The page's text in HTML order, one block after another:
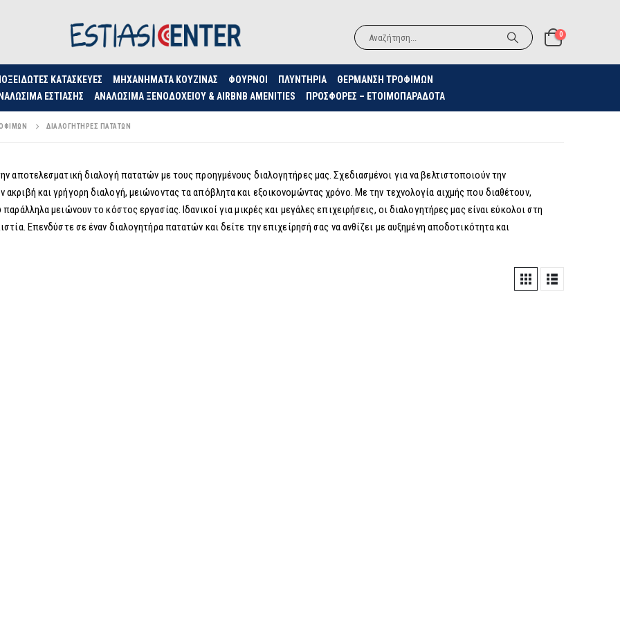
0
ΚΑΤΑΣΚΕΥΈΣ ΜΗΧΑΝΉΜΑΤΑ ΚΟΥΖΊΝΑΣ ΦΟΥΡΝΟΙ ΠΛΥΝΤΗΡΙΑ
ΘΈΡΜΑΝΣΗ ΤΡΟΦΊΜΩΝ
ΕΣΤΊΑΣΗΣ ΑΝΑΛΏΣΙΜΑ ΞΕΝΟΔΟΧΕΊΟΥ & AIRBNB AMENITIES ΠΡΟΣΦΟΡΈΣ – ΕΤΟΙΜΟΠΑΡΆΔΟΤΑ
ΔΙΑΛΟΓΗΤΉΡΕΣ ΠΑΤΑΤΏΝ
αποτελεσματική διαλογή πατατών με τους προηγμένους διαλογητήρες μας. Σχεδιασμένοι για να βελτιστοποιούν την
και γρήγορη διαλογή, μειώνοντας τα απόβλητα και εξοικονομώντας χρόνο. Με την τεχνολογία αιχμής που διαθέτουν,
μειώνουν το κόστος εργασίας. Ιδανικοί για μικρές και μεγάλες επιχειρήσεις, οι διαλογητήρες μας είναι εύκολοι στη
Επενδύστε σε έναν διαλογητήρα πατατών και δείτε την επιχείρησή σας να ανθίζει με αυξημένη αποδοτικότητα και